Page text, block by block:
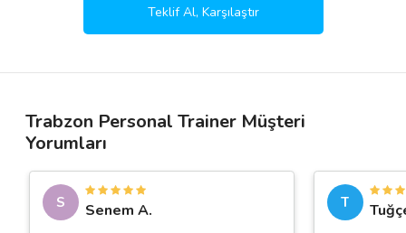
Teklif Al, Karşılaştır
Trabzon Personal Trainer Müşteri
Yorumları
S
Senem A.
T